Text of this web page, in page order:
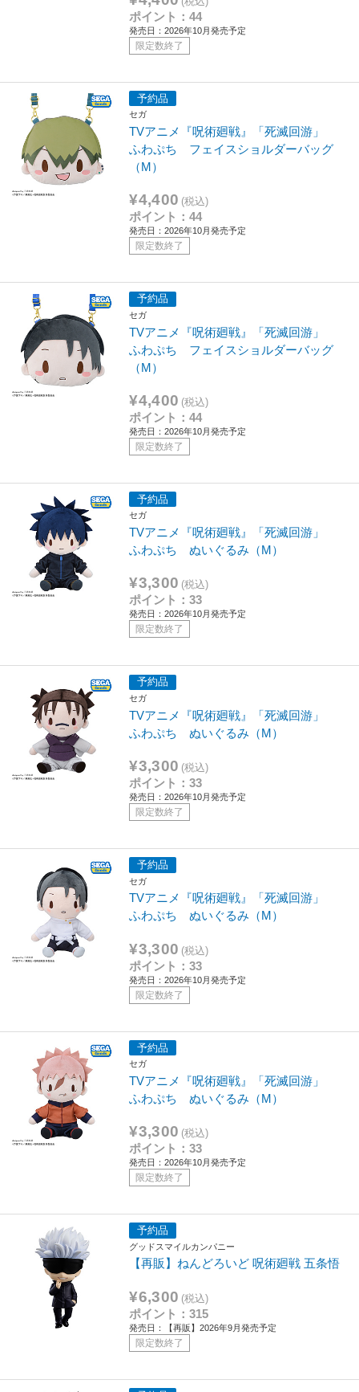
ポイント：44
発売日：2026年10月発売予定
限定数終了
予約品
セガ
TVアニメ『呪術廻戦』「死滅回游」
ふわぷち フェイスショルダーバッグ
（M）
¥4,400 (税込)
ポイント：44
発売日：2026年10月発売予定
限定数終了
予約品
セガ
TVアニメ『呪術廻戦』「死滅回游」
ふわぷち フェイスショルダーバッグ
（M）
¥4,400 (税込)
ポイント：44
発売日：2026年10月発売予定
限定数終了
予約品
セガ
TVアニメ『呪術廻戦』「死滅回游」
ふわぷち ぬいぐるみ（M）
¥3,300 (税込)
ポイント：33
発売日：2026年10月発売予定
限定数終了
予約品
セガ
TVアニメ『呪術廻戦』「死滅回游」
ふわぷち ぬいぐるみ（M）
¥3,300 (税込)
ポイント：33
発売日：2026年10月発売予定
限定数終了
予約品
セガ
TVアニメ『呪術廻戦』「死滅回游」
ふわぷち ぬいぐるみ（M）
¥3,300 (税込)
ポイント：33
発売日：2026年10月発売予定
限定数終了
予約品
セガ
TVアニメ『呪術廻戦』「死滅回游」
ふわぷち ぬいぐるみ（M）
¥3,300 (税込)
ポイント：33
発売日：2026年10月発売予定
限定数終了
予約品
グッドスマイルカンパニー
【再販】ねんどろいど 呪術廻戦 五条悟
¥6,300 (税込)
ポイント：315
発売日：【再販】2026年9月発売予定
限定数終了